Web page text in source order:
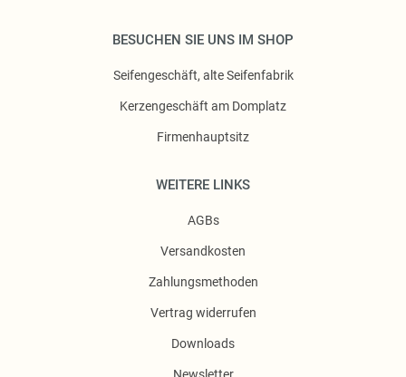
BESUCHEN SIE UNS IM SHOP
Seifengeschäft, alte Seifenfabrik
Kerzengeschäft am Domplatz
Firmenhauptsitz
WEITERE LINKS
AGBs
Versandkosten
Zahlungsmethoden
Vertrag widerrufen
Downloads
Newsletter